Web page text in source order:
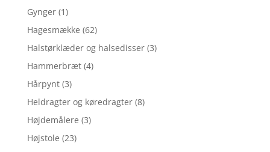
Gynger (1)
Hagesmække (62)
Halstørklæder og halsedisser (3)
Hammerbræt (4)
Hårpynt (3)
Heldragter og køredragter (8)
Højdemålere (3)
Højstole (23)